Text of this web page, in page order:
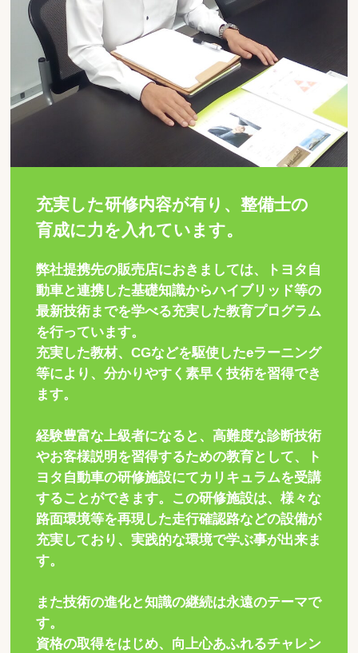
充実した研修内容が有り、整備士の
育成に力を入れています。
弊社提携先の販売店におきましては、トヨタ自
動車と連携した基礎知識からハイブリッド等の
最新技術までを学べる充実した教育プログラム
を行っています。
充実した教材、CGなどを駆使したeラーニング
等により、分かりやすく素早く技術を習得でき
ます。
経験豊富な上級者になると、高難度な診断技術
やお客様説明を習得するための教育として、ト
ヨタ自動車の研修施設にてカリキュラムを受講
することができます。この研修施設は、様々な
路面環境等を再現した走行確認路などの設備が
充実しており、実践的な環境で学ぶ事が出来ま
す。
また技術の進化と知識の継続は永遠のテーマで
す。
資格の取得をはじめ、向上心あふれるチャレン